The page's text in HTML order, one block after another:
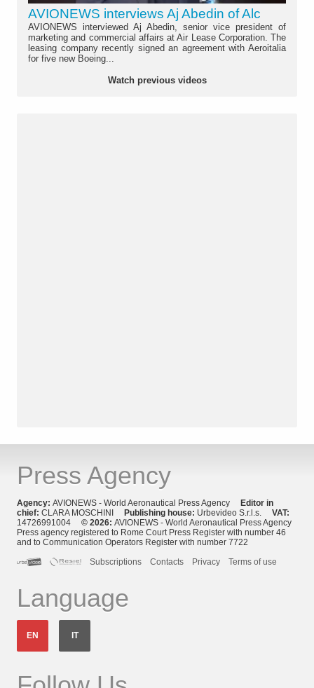
AVIONEWS interviews Aj Abedin of Alc
AVIONEWS interviewed Aj Abedin, senior vice president of
marketing and commercial affairs at Air Lease Corporation. The
leasing company recently signed an agreement with Aeroitalia
for five new Boeing...
Watch previous videos
Press Agency
Agency: AVIONEWS - World Aeronautical Press Agency Editor in
chief: CLARA MOSCHINI Publishing house: Urbevideo S.r.l.s. VAT:
14726991004 © 2026: AVIONEWS - World Aeronautical Press Agency
Press agency registered to Rome Court Press Register with number 46
and to Communication Operators Register with number 7722
Subscriptions
Contacts Privacy Terms of use
Language
EN IT